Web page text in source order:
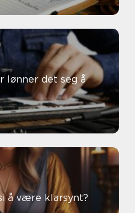
lønner det seg å
å være klarsynt?